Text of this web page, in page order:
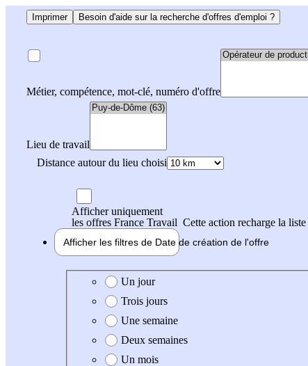
Imprimer Besoin d'aide sur la recherche d'offres d'emploi ?
Métier, compétence, mot-clé, numéro d'offre
Lieu de travail
Distance autour du lieu choisi
Afficher uniquement
les offres France Travail Cette action recharge la
Afficher les filtres de Date de création de l'offre
Date de création de l'offre
Un jour
Trois jours
Une semaine
Deux semaines
Un mois